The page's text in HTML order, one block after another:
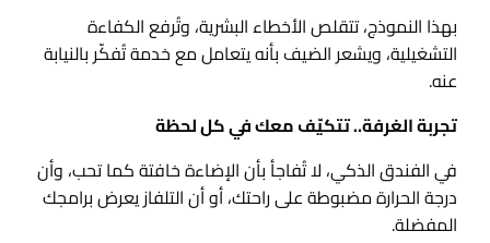
بهذا النموذج، تتقلص الأخطاء البشرية، وتُرفع الكفاءة
التشغيلية، ويشعر الضيف بأنه يتعامل مع خدمة تُفكّر بالنيابة
عنه.
تجربة الغرفة.. تتكيّف معك في كل لحظة
في الفندق الذكي، لا تُفاجأ بأن الإضاءة خافتة كما تحب، وأن
درجة الحرارة مضبوطة على راحتك، أو أن التلفاز يعرض برامجك
المفضلة.